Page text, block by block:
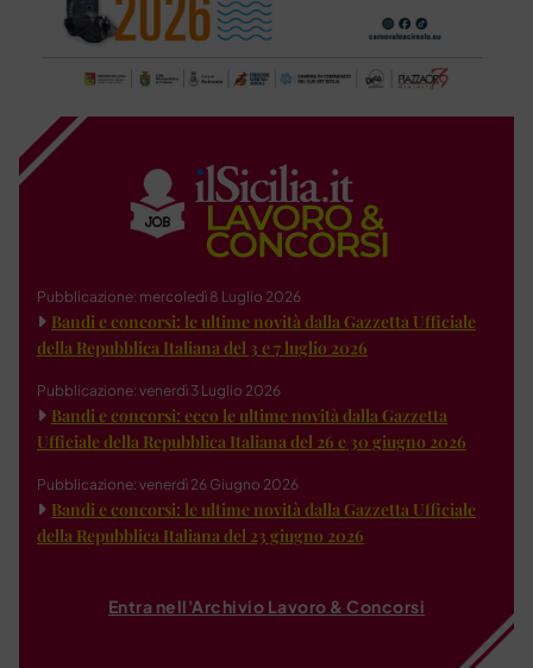
Pubblicazione: mercoledì 8 Luglio 2026
Bandi e concorsi: le ultime novità dalla Gazzetta Ufficiale
della Repubblica Italiana del 3 e 7 luglio 2026
Pubblicazione: venerdì 3 Luglio 2026
Bandi e concorsi: ecco le ultime novità dalla Gazzetta
Ufficiale della Repubblica Italiana del 26 e 30 giugno 2026
Pubblicazione: venerdì 26 Giugno 2026
Bandi e concorsi: le ultime novità dalla Gazzetta Ufficiale
della Repubblica Italiana del 23 giugno 2026
Entra nell'Archivio Lavoro & Concorsi